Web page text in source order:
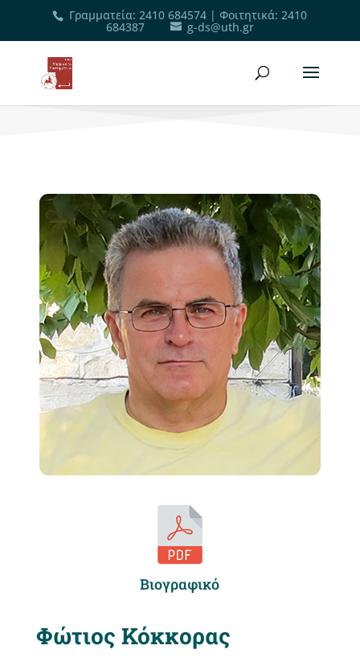
Γραμματεία: 2410 684574 |Φοιτητικά: 2410
684387 g-ds@uth.gr
Βιογραφικό
Φώτιος Κόκκορας